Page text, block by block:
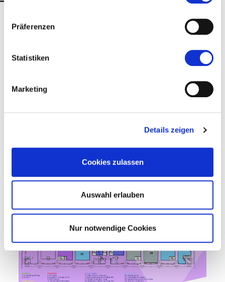
Präferenzen
Statistiken
Marketing
Details zeigen
Cookies zulassen
Auswahl erlauben
Nur notwendige Cookies